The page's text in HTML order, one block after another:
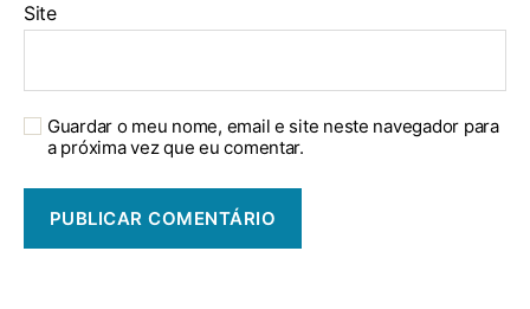
Site
Guardar o meu nome, email e site neste navegador para
a próxima vez que eu comentar.